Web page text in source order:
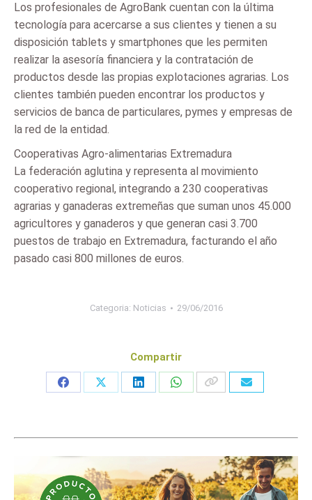
Los profesionales de AgroBank cuentan con la última
tecnología para acercarse a sus clientes y tienen a su
disposición tablets y smartphones que les permiten
realizar la asesoría financiera y la contratación de
productos desde las propias explotaciones agrarias. Los
clientes también pueden encontrar los productos y
servicios de banca de particulares, pymes y empresas de
la red de la entidad.
Cooperativas Agro-alimentarias Extremadura
La federación aglutina y representa al movimiento
cooperativo regional, integrando a 230 cooperativas
agrarias y ganaderas extremeñas que suman unos 45.000
agricultores y ganaderos y que generan casi 3.700
puestos de trabajo en Extremadura, facturando el año
pasado casi 800 millones de euros.
Categoria: Noticias 29/06/2016
Compartir
Share
Share
Share
Share